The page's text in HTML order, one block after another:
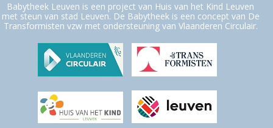
Babytheek Leuven is een project van Huis van het Kind Leuven
met steun van stad Leuven. De Babytheek is een concept van De
Transformisten vzw met ondersteuning van Vlaanderen Circulair.